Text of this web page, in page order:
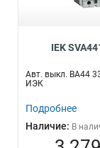
IEK
Авт. выкл. ВА44
ИЭК
Подробнее
Наличие: В